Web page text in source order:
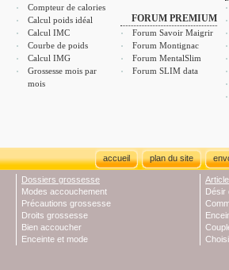
Compteur de calories
Calcul poids idéal
Calcul IMC
Courbe de poids
Calcul IMG
Grossesse mois par
mois
FORUM PREMIUM
Forum Savoir Maigrir
Forum Montignac
Forum MentalSlim
Forum SLIM data
accueil plan du site
Dossiers grossesse
Modes accouchement
Précautions grossesse
Droits grossesse
Bien accoucher
Enceinte et mode
Désir